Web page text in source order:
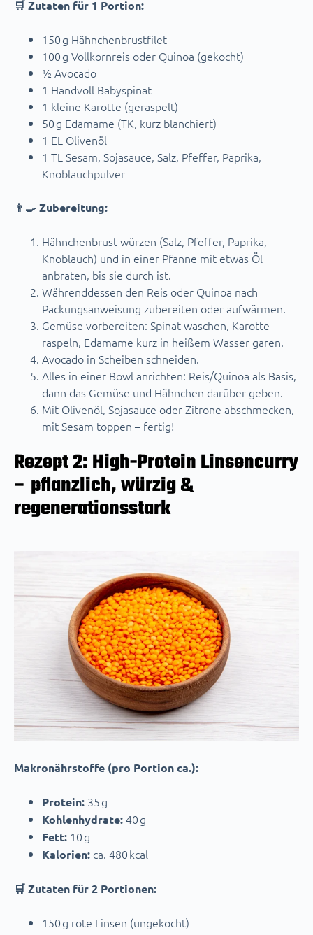
🛒 Zutaten für 1 Portion:
150 g Hähnchenbrustfilet
100 g Vollkornreis oder Quinoa (gekocht)
½ Avocado
1 Handvoll Babyspinat
1 kleine Karotte (geraspelt)
50 g Edamame (TK, kurz blanchiert)
1 EL Olivenöl
1 TL Sesam, Sojasauce, Salz, Pfeffer, Paprika,
Knoblauchpulver
👨‍🍳 Zubereitung:
Hähnchenbrust würzen (Salz, Pfeffer, Paprika,
Knoblauch) und in einer Pfanne mit etwas Öl
anbraten, bis sie durch ist.
Währenddessen den Reis oder Quinoa nach
Packungsanweisung zubereiten oder aufwärmen.
Gemüse vorbereiten: Spinat waschen, Karotte
raspeln, Edamame kurz in heißem Wasser garen.
Avocado in Scheiben schneiden.
Alles in einer Bowl anrichten: Reis/Quinoa als Basis,
dann das Gemüse und Hähnchen darüber geben.
Mit Olivenöl, Sojasauce oder Zitrone abschmecken,
mit Sesam toppen – fertig!
Rezept 2: High-Protein Linsencurry
– pflanzlich, würzig &
regenerationsstark
Makronährstoffe (pro Portion ca.):
Protein: 35 g
Kohlenhydrate:40 g
Fett: 10 g
Kalorien: ca. 480 kcal
🛒 Zutaten für 2 Portionen:
150 g rote Linsen (ungekocht)